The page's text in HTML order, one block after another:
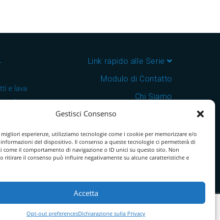
Gestisci Consenso
esperienze, utilizziamo tecnologie come i cookie per memorizzare e/o
informazioni del dispositivo. Il consenso a queste tecnologie ci permetterà di
come il comportamento di navigazione o ID unici su questo sito. Non
ritirare il consenso può influire negativamente su alcune caratteristiche e
Accetta
Opt-out preferencesDichiarazione sulla Privacy
e lava
e
in
Link rapido alle Serie
Modulo di Contatto
Chi Siamo
Download Catalogo PDF
Cookie Policy